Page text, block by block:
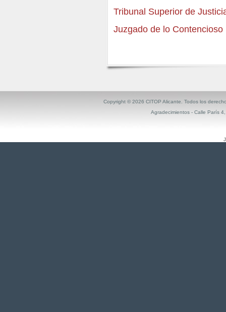
Tribunal Superior de
Juzgado de lo Contencioso
Copyright ©2026 CITOP Alicante. Todos los
Agradecimientos - Calle París